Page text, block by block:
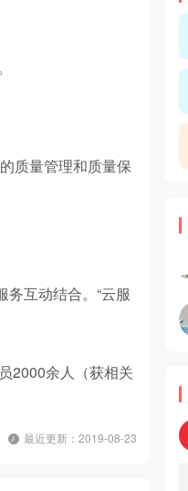
质量管理和质量保
互动结合。“云服
2000余人（获相关
最近更新：2019-08-23